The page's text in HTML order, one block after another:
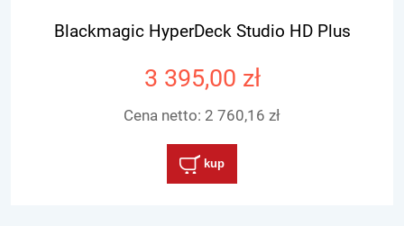
Blackmagic HyperDeck Studio HD Plus
3 395,00 zł
Cena netto: 2 760,16 zł
kup